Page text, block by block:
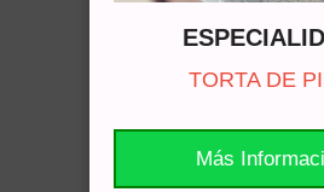
Cotizar vía
TORTA DE
Más